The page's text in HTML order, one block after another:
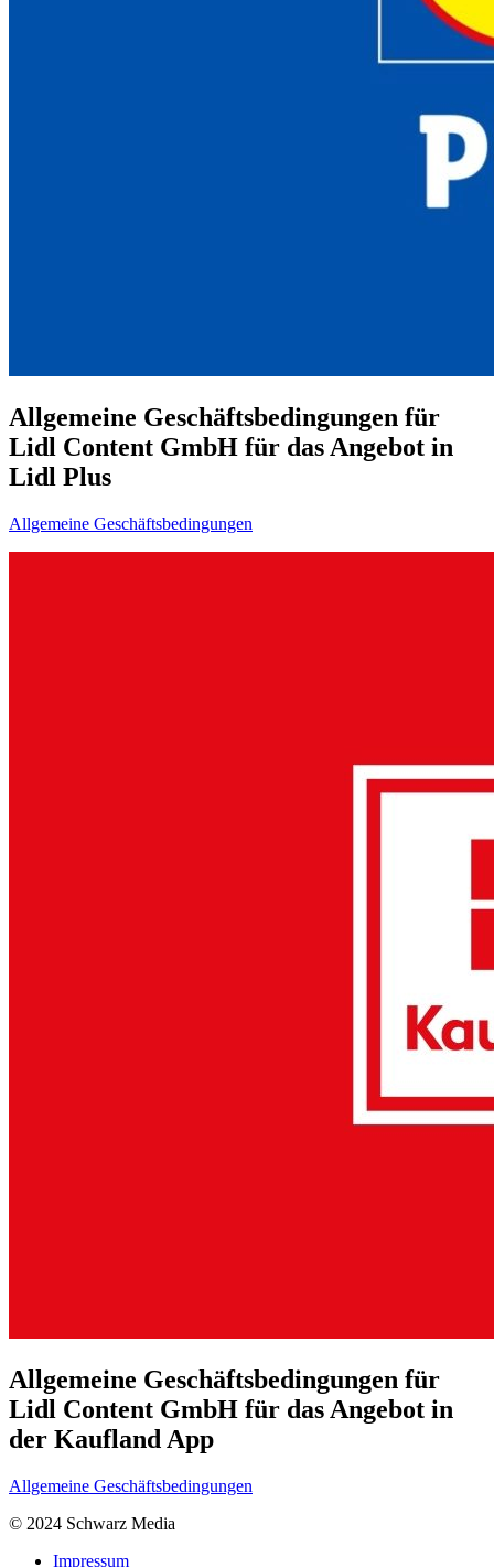
Allgemeine Geschäftsbedingungen für
Lidl Content GmbH für das Angebot in
Lidl Plus
Allgemeine Geschäftsbedingungen
Allgemeine Geschäftsbedingungen für
Lidl Content GmbH für das Angebot in
der Kaufland App
Allgemeine Geschäftsbedingungen
© 2024 Schwarz Media
Impressum